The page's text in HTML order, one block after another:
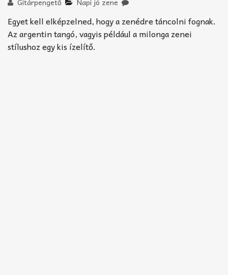
TABok
Improvizáció
Egyet kell elképzelned, hogy a zenédre táncolni fognak.
Az argentin tangó, vagyis például a milonga zenei
stílushoz egy kis ízelítő.